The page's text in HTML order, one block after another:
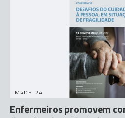
MADEIRA
Enfermeiros promovem